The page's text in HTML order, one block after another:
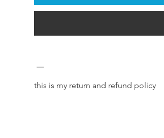
this is my return and refund policy